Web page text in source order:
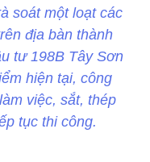
soát một loạt các
địa bàn thành
tư 198B Tây Sơn
hiện tại, công
việc, sắt, thép
tục thi công.